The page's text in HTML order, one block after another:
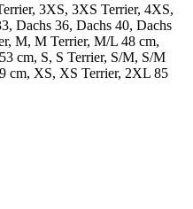
3XS, 3XS Terrier, 4XS,
Dachs 36, Dachs 40, Dachs
M, M Terrier, M/L 48 cm,
cm, S, S Terrier, S/M, S/M
cm, XS, XS Terrier, 2XL 85